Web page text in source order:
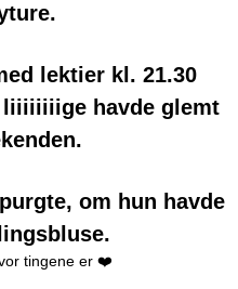
lektier kl. 21.30
havde glemt
om hun havde
tingene er ❤️